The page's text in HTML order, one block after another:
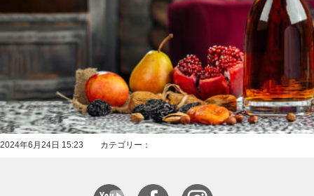
2024年6月24日 15:23 カテゴリー：